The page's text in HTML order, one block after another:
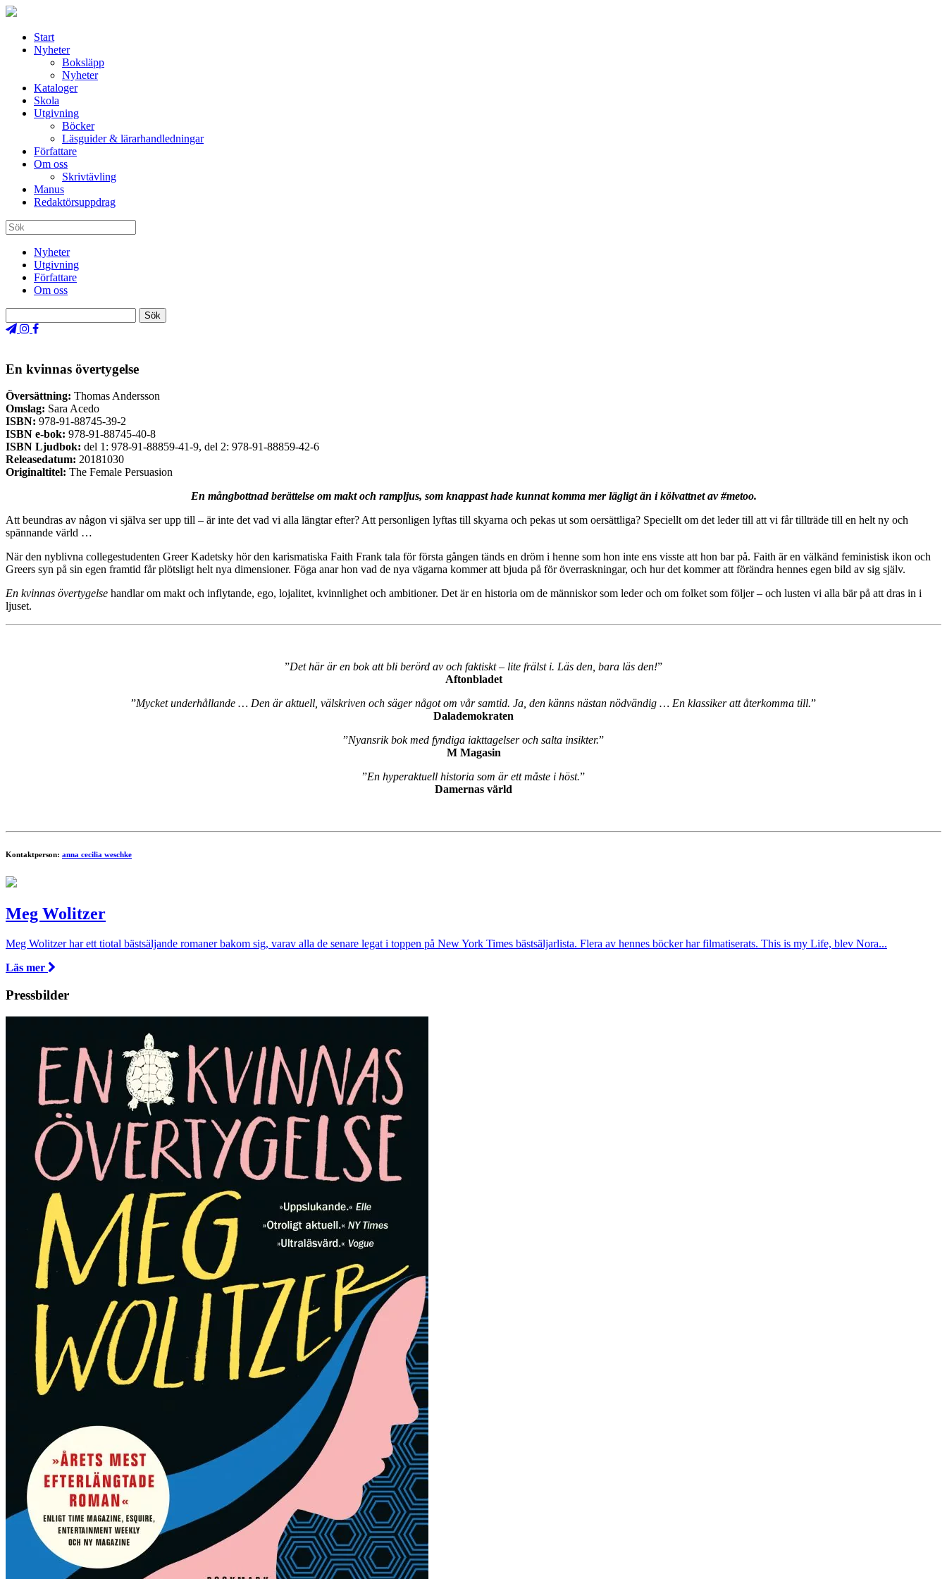
Start
Nyheter
Boksläpp
Nyheter
Kataloger
Skola
Utgivning
Böcker
Läsguider & lärarhandledningar
Författare
Om oss
Skrivtävling
Manus
Redaktörsuppdrag
Nyheter
Utgivning
Författare
Om oss
En kvinnas övertygelse
Översättning: Thomas Andersson
Omslag: Sara Acedo
ISBN: 978-91-88745-39-2
ISBN e-bok: 978-91-88745-40-8
ISBN Ljudbok: del 1: 978-91-88859-41-9, del 2: 978-91-88859-42-6
Releasedatum: 20181030
Originaltitel: The Female Persuasion
En mångbottnad berättelse om makt och rampljus, som knappast hade kunnat komma mer lägligt än i kölvattnet av #metoo.
Att beundras av någon vi själva ser upp till – är inte det vad vi alla längtar efter? Att personligen lyftas till skyarna och pekas ut som oersättliga? Speciellt om det leder till att vi får tillträde till en helt ny och
spännande värld …
När den nyblivna collegestudenten Greer Kadetsky hör den karismatiska Faith Frank tala för första gången tänds en dröm i henne som hon inte ens visste att hon bar på. Faith är en välkänd feministisk ikon och
Greers syn på sin egen framtid får plötsligt helt nya dimensioner. Föga anar hon vad de nya vägarna kommer att bjuda på för överraskningar, och hur det kommer att förändra hennes egen bild av sig själv.
En kvinnas övertygelse handlar om makt och inflytande, ego, lojalitet, kvinnlighet och ambitioner. Det är en historia om de människor som leder och om folket som följer – och lusten vi alla bär på att dras in i
ljuset.
”Det här är en bok att bli berörd av och faktiskt – lite frälst i. Läs den, bara läs den!”
Aftonbladet
”Mycket underhållande … Den är aktuell, välskriven och säger något om vår samtid. Ja, den känns nästan nödvändig … En klassiker att återkomma till.”
Dalademokraten
”Nyansrik bok med fyndiga iakttagelser och salta insikter.”
M Magasin
”En hyperaktuell historia som är ett måste i höst.”
Damernas värld
Kontaktperson: anna cecilia weschke
Meg Wolitzer
Meg Wolitzer har ett tiotal bästsäljande romaner bakom sig, varav alla de senare legat i toppen på New York Times bästsäljarlista. Flera av hennes böcker har filmatiserats. This is my Life, blev Nora...
Läs mer
Pressbilder